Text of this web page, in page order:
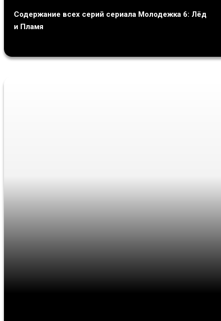
Содержание всех серий сериала Молодежка 6: Лёд
и Пламя